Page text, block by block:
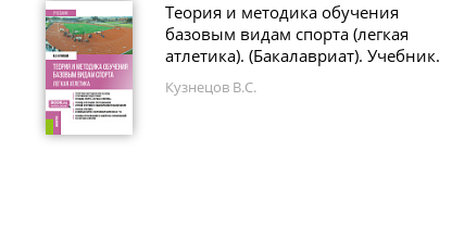
Теория и методика обучения
базовым видам спорта (легкая
атлетика). (Бакалавриат). Учебник.
Кузнецов В.С.